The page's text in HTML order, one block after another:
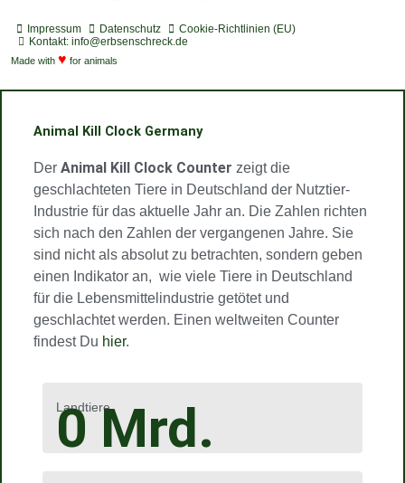
t
i
f
c
a
s
t
a
g
a
t
u
t
Impressum Datenschutz
Cookie-Richtlinien (EU)
Kontakt: info@erbsenschreck.de
Made with ♥ for animals
Animal Kill Clock Germany
Der Animal Kill Clock Counter zeigt die
geschlachteten Tiere in Deutschland der Nutztier-
Industrie für das aktuelle Jahr an. Die Zahlen richten
sich nach den Zahlen der vergangenen Jahre. Sie
sind nicht als absolut zu betrachten, sondern geben
einen Indikator an, wie viele Tiere in Deutschland
für die Lebensmittelindustrie getötet und
geschlachtet werden. Einen weltweiten Counter
findest Du hier.
Landtiere
0 Mrd.